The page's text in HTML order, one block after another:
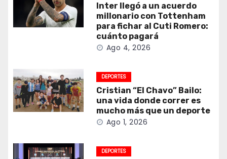
Inter llegó a un acuerdo
millonario con Tottenham
para fichar al Cuti Romero:
cuánto pagará
Ago 4, 2026
DEPORTES
Cristian “El Chavo” Bailo:
una vida donde correr es
mucho más que un deporte
Ago 1, 2026
DEPORTES